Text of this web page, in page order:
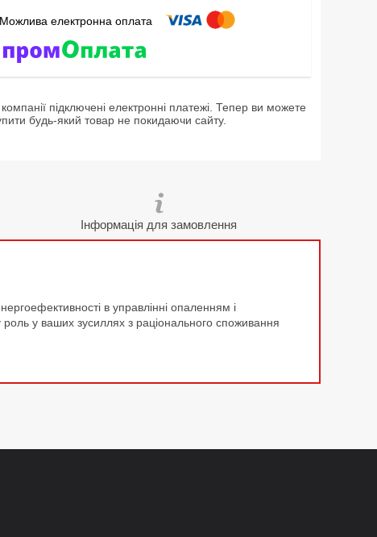
підключені електронні платежі. Тепер ви можете
будь-який товар не покидаючи сайту.
Інформація для замовлення
в управлінні опаленням і
у ваших зусиллях з раціонального споживання